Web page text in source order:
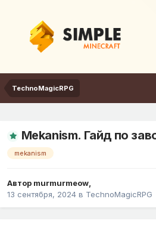
TechnoMagicRPG
Mekanism. Гайд по
mekanism
Автор murmurmeow,
13 сентября, 2024 в TechnoMagicRPG